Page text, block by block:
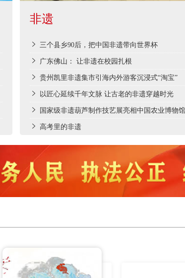
非遗
三个县乡90后，把中国非遗带向世界杯
广东佛山： 让非遗在校园扎根
贵州凯里非遗集市引海内外游客沉浸式“淘宝”
以匠心延续千年文脉 让古老的非遗穿越时光
国家级非遗葫芦制作技艺展亮相中国农业博物馆
高考里的非遗